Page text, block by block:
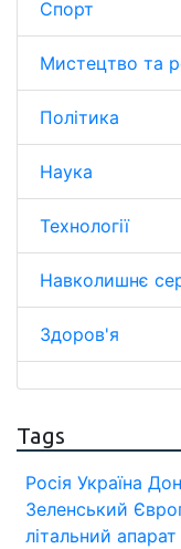
Спорт
Мистецтво та
Політика
Наука
Технології
Навколишнє
Здоров'я
Tags
Росія Україна
Зеленський
літальний апарат